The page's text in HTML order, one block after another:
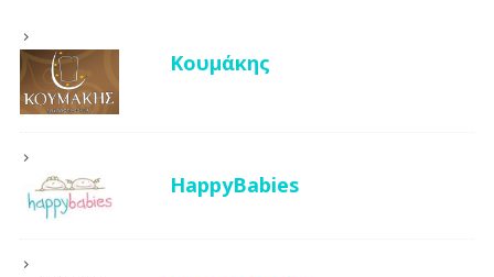
Κουμάκης
HappyBabies